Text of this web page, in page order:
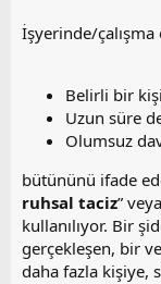
İşyerinde/çalışma
Belirli bir
Uzun süre
Olumsuz
bütününü ifade
ruhsal taciz”
kullanılıyor. Bir
gerçekleşen, bir
daha fazla kişiye,